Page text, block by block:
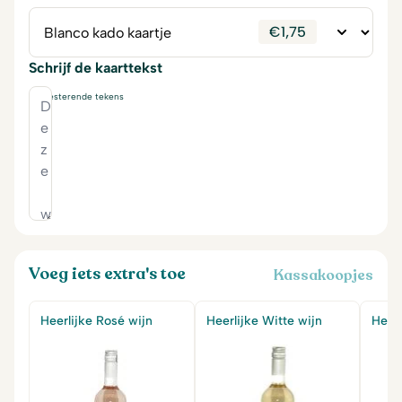
€1,75
Schrijf de kaarttekst
resterende tekens
Voeg iets extra's toe Kassakoopjes
Heerlijke Rosé wijn Heerlijke Witte wijn